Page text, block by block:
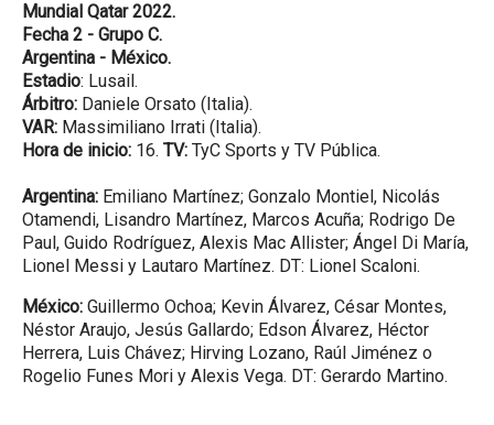
Mundial Qatar 2022.
Fecha 2 - Grupo C.
Argentina - México.
Estadio: Lusail.
Árbitro: Daniele Orsato (Italia).
VAR: Massimiliano Irrati (Italia).
Hora de inicio: 16. TV: TyC Sports y TV Pública.
Argentina: Emiliano Martínez; Gonzalo Montiel, Nicolás
Otamendi, Lisandro Martínez, Marcos Acuña; Rodrigo De
Paul, Guido Rodríguez, Alexis Mac Allister; Ángel Di María,
Lionel Messi y Lautaro Martínez. DT: Lionel Scaloni.
México: Guillermo Ochoa; Kevin Álvarez, César Montes,
Néstor Araujo, Jesús Gallardo; Edson Álvarez, Héctor
Herrera, Luis Chávez; Hirving Lozano, Raúl Jiménez o
Rogelio Funes Mori y Alexis Vega. DT: Gerardo Martino.